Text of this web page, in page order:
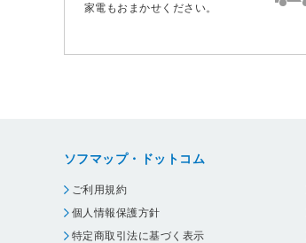
家電もおまかせください。
ソフマップ・ドットコム
ご利用規約
個人情報保護方針
特定商取引法に基づく表示